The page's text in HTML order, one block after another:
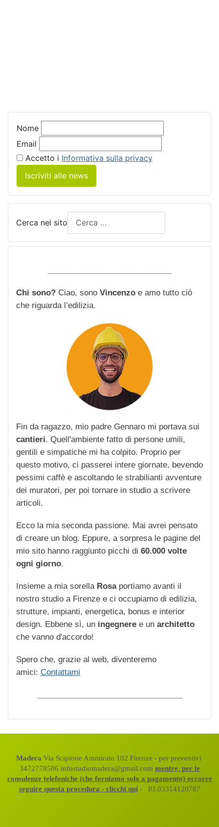
Nome
Email
Accetto i Informativa sulla privacy
Iscriviti alle news
Cerca nel sito
Chi sono? Ciao, sono Vincenzo e amo tutto ciò
che riguarda l’edilizia.
Fin da ragazzo, mio padre Gennaro mi portava sui
cantieri. Quell'ambiente fatto di persone umili,
gentili e simpatiche mi ha colpito. Proprio per
questo motivo, ci passerei intere giornate, bevendo
pessimi caffè e ascoltando le strabilianti avventure
dei muratori, per poi tornare in studio a scrivere
articoli.
Ecco la mia seconda passione. Mai avrei pensato
di creare un blog. Eppure, a sorpresa le pagine del
mio sito hanno raggiunto picchi di 60.000 volte
ogni giorno.
Insieme a mia sorella Rosaportiamo avanti il
nostro studio a Firenze e ci occupiamo di edilizia,
strutture, impianti, energetica, bonus e interior
design. Ebbene sì, un ingegnere e un architetto
che vanno d'accordo!
Spero che, grazie al web, diventeremo
amici: Contattami
Madera Via Scipione Ammirato 102 Firenze - per preventivi
3472778586 infostudiomadera@gmail.com mentre, per le
consulenze telefoniche (che forniamo solo a pagamento) occorre
seguire questa procedura - clicchi qui - P.I.03314120787